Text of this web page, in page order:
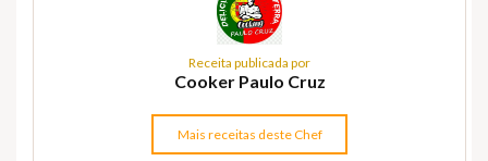
Receita publicada por
Cooker Paulo Cruz
Mais receitas deste Chef